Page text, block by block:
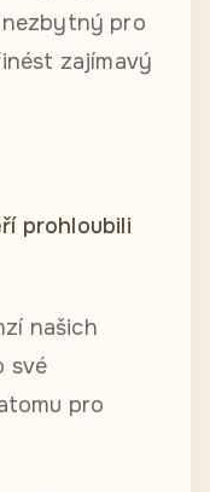
nezbytný pro
zajímavý
prohloubili
našich
své
pro